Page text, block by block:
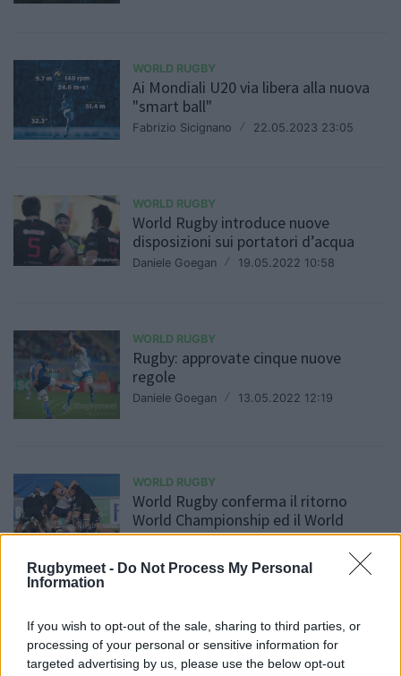
Rugbymeet - Do Not Process My Personal
Information
If you wish to opt-out of the sale, sharing to third parties, or
processing of your personal or sensitive information for
targeted advertising by us, please use the below opt-out
WORLD RUGBY
Ai Mondiali U20 via libera alla nuova
"smart ball"
Fabrizio Sicignano / 22.05.2023 23:05
WORLD RUGBY
World Rugby introduce nuove
disposizioni sui portatori d’acqua
Daniele Goegan / 19.05.2022 10:58
WORLD RUGBY
Rugby: approvate cinque nuove
regole
Daniele Goegan / 13.05.2022 12:19
WORLD RUGBY
World Rugby conferma il ritorno
World Championship ed il World
Trophy
Daniele Goegan / 22.02.2022 10:57
WORLD RUGBY
Si aprirà mai il sipario per il World 12s